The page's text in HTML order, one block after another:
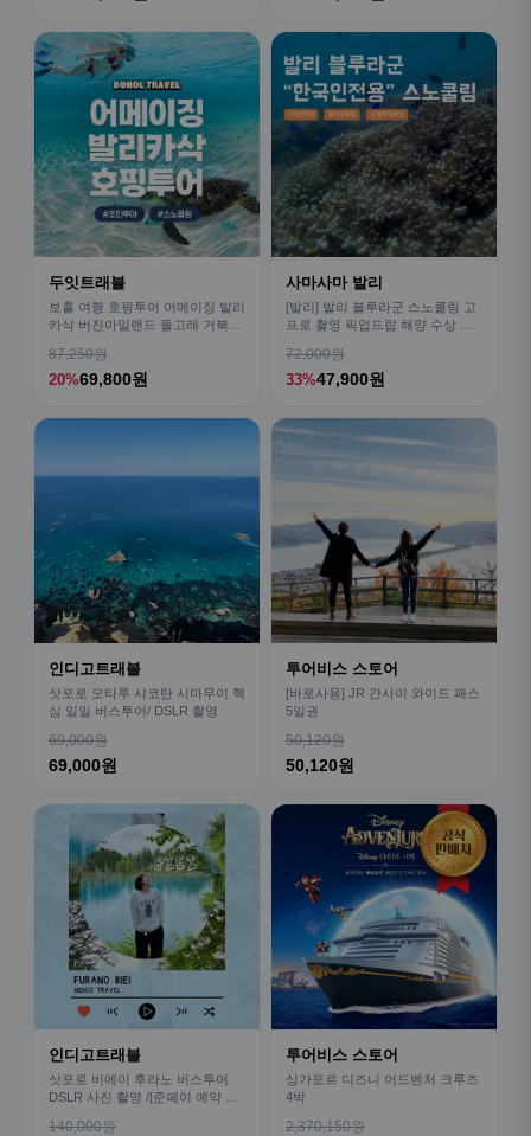
두잇트래블
보홀 여행 호핑투어 어메이징 발리
카삭 버진아일랜드 돌고래 거북이
87,250원
20%69,800원
사마사마 발리
[발리] 발리 블루라군 스노쿨링 고
프로 촬영 픽업드랍 해양 수상 액
72,000원
33%47,900원
인디고트래블
삿포로 오타루 샤코탄 시마무이 핵
심 일일 버스투어/ DSLR 촬영
69,000원
69,000원
투어비스 스토어
[바로사용] JR 간사이 와이드 패스
5일권
50,120원
50,120원
인디고트래블
삿포로 비에이 후라노 버스투어
DSLR 사진 촬영 /[준페이 예약 식
140,000원
투어비스 스토어
싱가포르 디즈니 어드벤처 크루즈
4박
2,370,150원